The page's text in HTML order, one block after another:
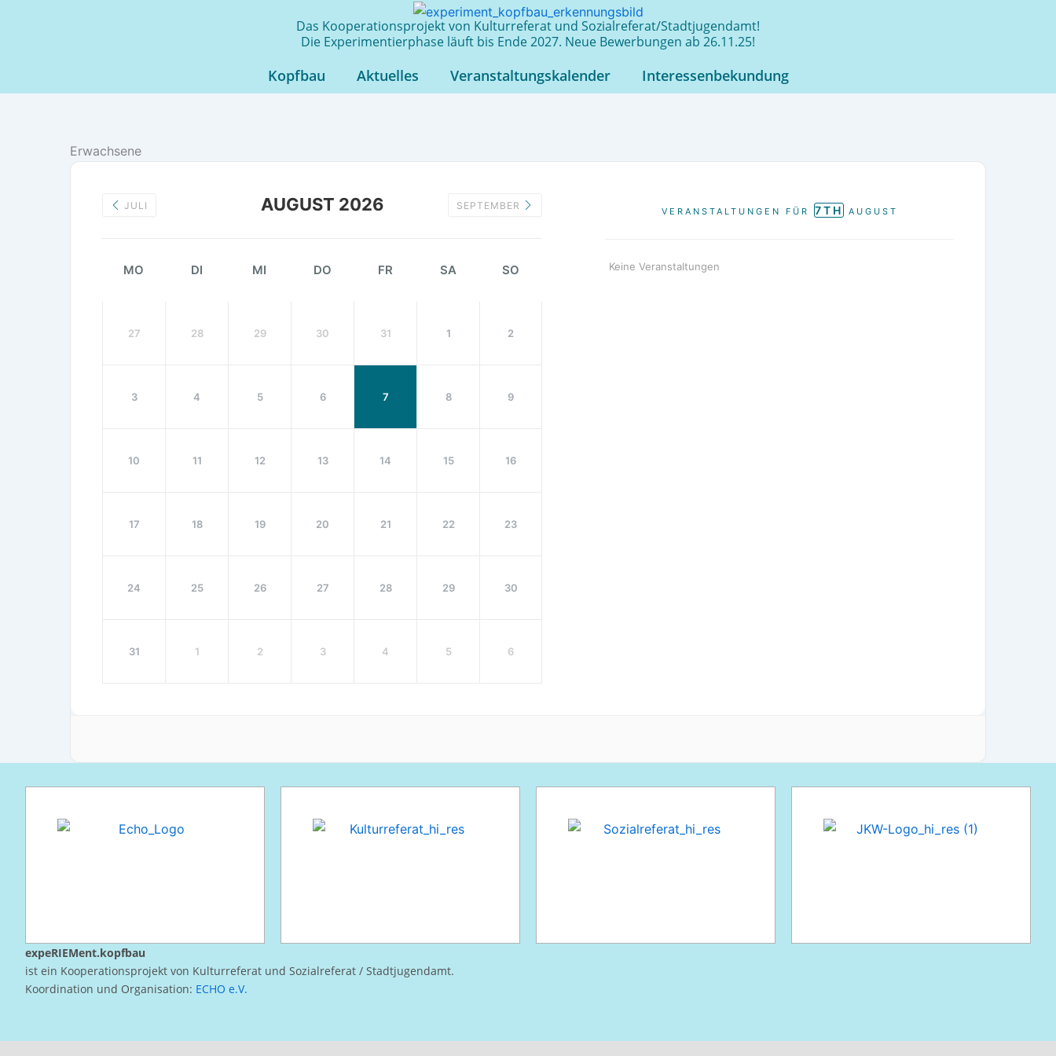
Das Kooperationsprojekt von Kulturreferat und Sozialreferat/Stadtjugendamt!
Die Experimentierphase läuft bis Ende 2027. Neue Bewerbungen ab 26.11.25!
Kopfbau Aktuelles Veranstaltungskalender Interessenbekundung
Erwachsene
JULI AUGUST 2026 SEPTEMBER
MO DI MI DO FR SA SO
27 28 29 30 31 1 2
3 4 5 6 7 8 9
10 11 12 13 14 15 16
17 18 19 20 21 22 23
24 25 26 27 28 29 30
31 1 2 3 4 5 6
VERANSTALTUNGEN FÜR 7TH AUGUST
Keine Veranstaltungen
expeRIEMent.kopfbau
ist ein Kooperationsprojekt von Kulturreferat und Sozialreferat / Stadtjugendamt.
Koordination und Organisation: ECHO e.V.